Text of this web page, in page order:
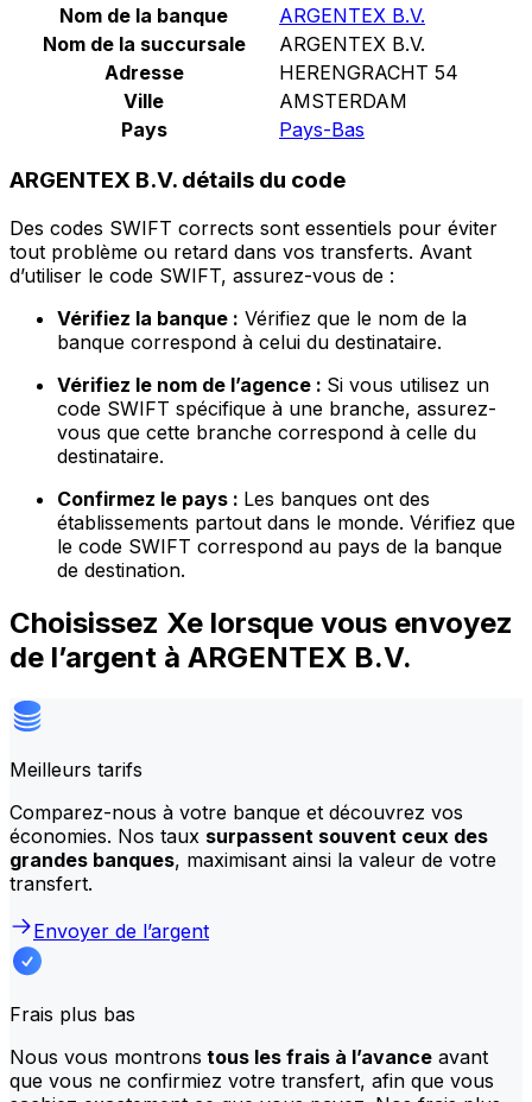
Nom de la banque
ARGENTEX B.V.
Nom de la succursale
ARGENTEX B.V.
Adresse
HERENGRACHT 54
Ville
AMSTERDAM
Pays
Pays-Bas
ARGENTEX B.V. détails du code
Des codes SWIFT corrects sont essentiels pour éviter
tout problème ou retard dans vos transferts. Avant
d’utiliser le code SWIFT, assurez-vous de :
Vérifiez la banque : Vérifiez que le nom de la
banque correspond à celui du destinataire.
Vérifiez le nom de l’agence : Si vous utilisez un
code SWIFT spécifique à une branche, assurez-
vous que cette branche correspond à celle du
destinataire.
Confirmez le pays : Les banques ont des
établissements partout dans le monde. Vérifiez que
le code SWIFT correspond au pays de la banque
de destination.
Choisissez Xe lorsque vous envoyez
de l’argent à ARGENTEX B.V.
Meilleurs tarifs
Comparez-nous à votre banque et découvrez vos
économies. Nos taux surpassent souvent ceux des
grandes banques, maximisant ainsi la valeur de votre
transfert.
Envoyer de l’argent
Frais plus bas
Nous vous montrons tous les frais à l’avance avant
que vous ne confirmiez votre transfert, afin que vous